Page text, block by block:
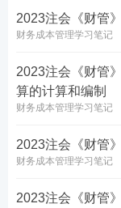
助你硬核考证。
1 2023注会
全维班级，助
超低价格，学
2023注会《财管
财务成本管理学习笔记
2023注会《财管
算的计算和编制
财务成本管理学习笔记
2023注会《财管
财务成本管理学习笔记
2023注会《财管